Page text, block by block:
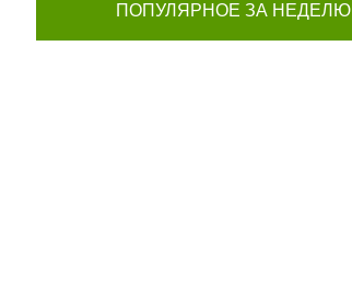
ПОПУЛЯРНОЕ ЗА НЕДЕЛЮ